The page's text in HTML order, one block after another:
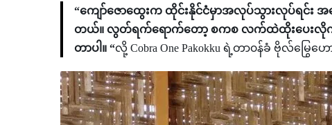
“ကျော်ဇောထွေးက ထိုင်းနိုင်ငံမှာအလုပ်သွားလုပ်ရင်း အ
တယ်။ လွတ်ရက်ရောက်တော့ စကစ လက်ထဲထိုးပေးလိုက်တ
တာပါ။ “လို့ Cobra One Pakokku ရဲ့တာ၀န်ခံ ဗိုလ်မ